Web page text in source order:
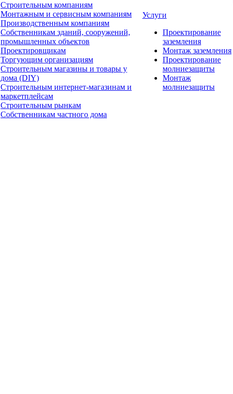
Строительным компаниям
Монтажным и сервисным компаниям
Производственным компаниям
Собственникам зданий, сооружений,
промышленных объектов
Проектировщикам
Торгующим организациям
Строительным магазины и товары у
дома (DIY)
Строительным интернет-магазинам и
маркетплейсам
Строительным рынкам
Собственникам частного дома
Услуги
Проектирование
заземления
Монтаж заземления
Проектирование
молниезащиты
Монтаж
молниезащиты